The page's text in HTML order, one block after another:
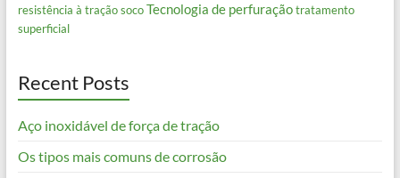
resistência à tração soco Tecnologia de perfuração tratamento
superficial
Recent Posts
Aço inoxidável de força de tração
Os tipos mais comuns de corrosão